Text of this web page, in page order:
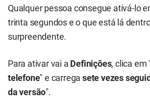
Qualquer pessoa consegue ativá-lo
trinta segundos e o que está lá
surpreendente.
Para ativar vai a Definições, clica em
telefone" e carregasete vezes
da versão".